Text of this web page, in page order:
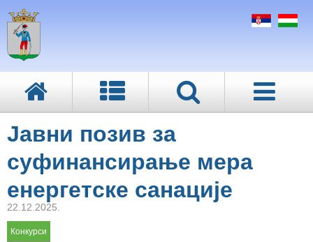
Јавни позив за
суфинансирање мера
енергетске санације
22.12.2025.
Конкурси